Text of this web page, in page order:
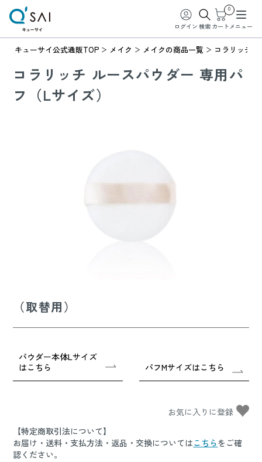
ログイン 検索
0
カート メニュー
キューサイ公式通販TOP メイク メイクの商品一覧 コラリッチ
コラリッチ ルースパウダー 専用パ
フ（Lサイズ）
（取替用）
パウダー本体Lサイズ
はこちら
パフMサイズはこちら
【特定商取引法について】
お届け・送料・支払方法・返品・交換についてはこちらをご確
認ください。